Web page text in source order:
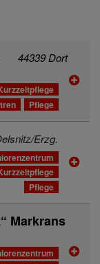
44339 Dort
Pflege
Erzg.
Pflege
Markrans